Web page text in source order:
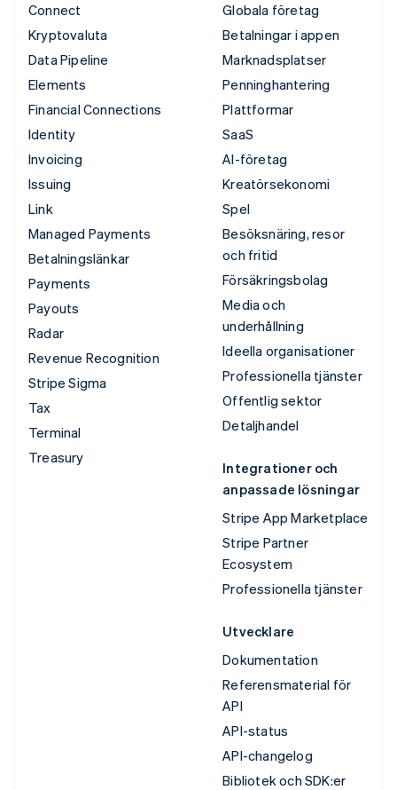
Connect
Kryptovaluta
Data Pipeline
Elements
Financial Connections
Identity
Invoicing
Issuing
Link
Managed Payments
Betalningslänkar
Payments
Payouts
Radar
Revenue Recognition
Stripe Sigma
Tax
Terminal
Treasury
Globala företag
Betalningar i appen
Marknadsplatser
Penninghantering
Plattformar
SaaS
AI-företag
Kreatörsekonomi
Spel
Besöksnäring, resor
och fritid
Försäkringsbolag
Media och
underhållning
Ideella organisationer
Professionella tjänster
Offentlig sektor
Detaljhandel
Integrationer och
anpassade lösningar
Stripe App Marketplace
Stripe Partner
Ecosystem
Professionella tjänster
Utvecklare
Dokumentation
Referensmaterial för
API
API-status
API-changelog
Bibliotek och SDK:er